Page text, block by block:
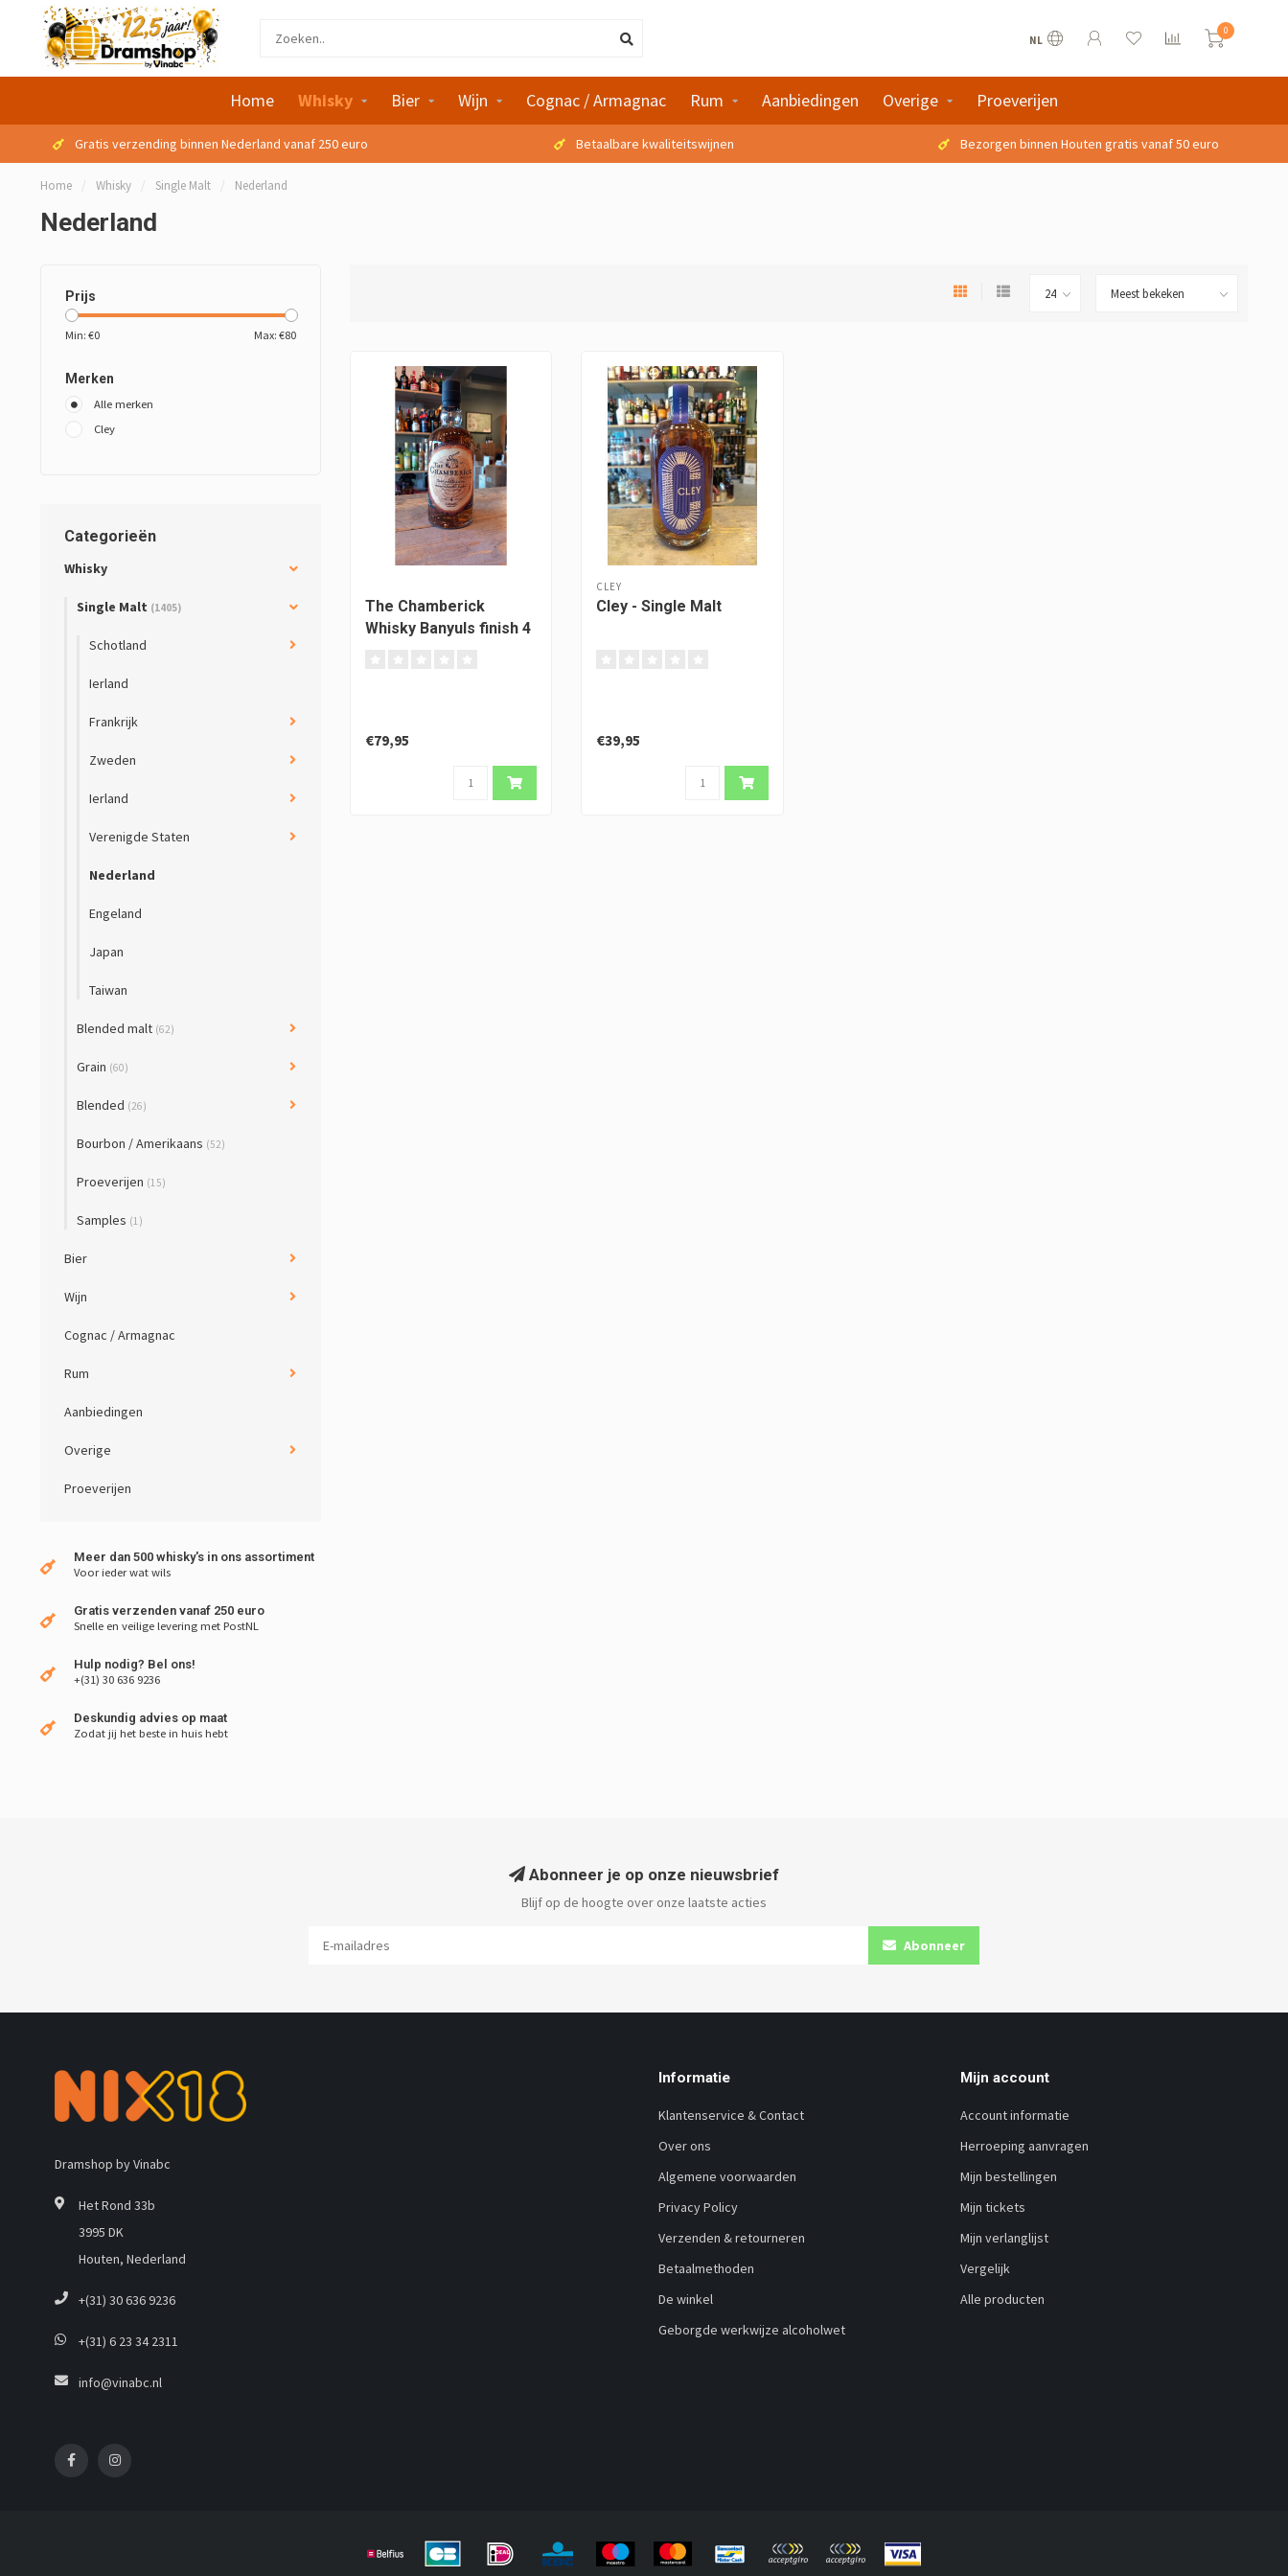
NL
0
Home Whisky Bier Wijn Cognac / Armagnac Rum Aanbiedingen Overige Proeverijen
Gratis verzending binnen Nederland vanaf 250 euro Betaalbare kwaliteitswijnen Bezorgen binnen Houten gratis vanaf 50 euro
Home / Whisky / Single Malt / Nederland
Nederland
Prijs
Min: €0 Max: €80
Merken
Alle merken
Cley
Categorieën
Whisky
Single Malt (1405)
Schotland
Ierland
Frankrijk
Zweden
Ierland
Verenigde Staten
Nederland
Engeland
Japan
Taiwan
Blended malt (62)
Grain (60)
Blended (26)
Bourbon / Amerikaans (52)
Proeverijen (15)
Samples (1)
Bier
Wijn
Cognac / Armagnac
Rum
Aanbiedingen
Overige
Proeverijen
Meer dan 500 whisky's in ons assortiment
Voor ieder wat wils
Gratis verzenden vanaf 250 euro
Snelle en veilige levering met PostNL
Hulp nodig? Bel ons!
+(31) 30 636 9236
Deskundig advies op maat
Zodat jij het beste in huis hebt
The Chamberick
Whisky Banyuls finish 4
€79,95
CLEY
Cley - Single Malt
€39,95
Abonneer je op onze nieuwsbrief
Blijf op de hoogte over onze laatste acties
Abonneer
Dramshop by Vinabc
Het Rond 33b
3995 DK
Houten, Nederland
+(31) 30 636 9236
+(31) 6 23 34 2311
info@vinabc.nl
Informatie
Klantenservice & Contact
Over ons
Algemene voorwaarden
Privacy Policy
Verzenden & retourneren
Betaalmethoden
De winkel
Geborgde werkwijze alcoholwet
Mijn account
Account informatie
Herroeping aanvragen
Mijn bestellingen
Mijn tickets
Mijn verlanglijst
Vergelijk
Alle producten